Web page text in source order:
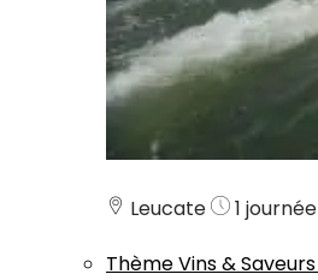
Leucate
1 journée
ThèmeVins & Saveurs